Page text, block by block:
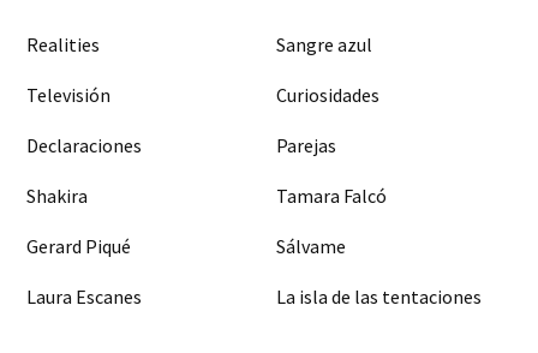
Realities Sangre azul
Televisión Curiosidades
Declaraciones Parejas
Shakira Tamara Falcó
Gerard Piqué Sálvame
Laura Escanes La isla de las tentaciones